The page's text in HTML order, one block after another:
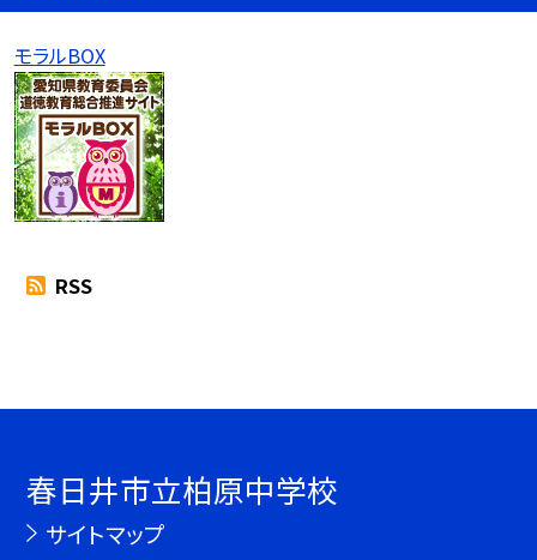
モラルBOX
RSS
春日井市立柏原中学校
サイトマップ